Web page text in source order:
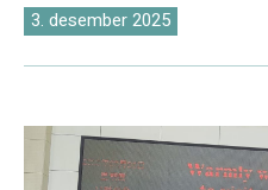
3. desember 2025
فارسی
Pilipino
Українська
Čeština